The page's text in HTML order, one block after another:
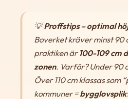
💡Proffstips – optimal
Boverket kräver minst 90
praktiken är100-109 cm
zonen. Varför? Under 90
Över 110 cm klassas som
kommuner =